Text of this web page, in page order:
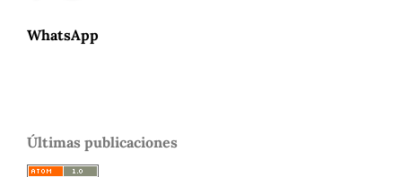
WhatsApp
Últimas publicaciones